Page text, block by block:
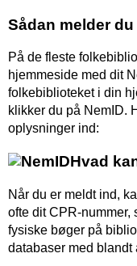
Sådan melder
På de fleste
hjemmeside med dit
folkebiblioteket i din
klikker du på NemID.
oplysninger ind:
Hvad
Når du er meldt ind,
ofte dit CPR-nummer,
fysiske bøger på
databaser med blandt